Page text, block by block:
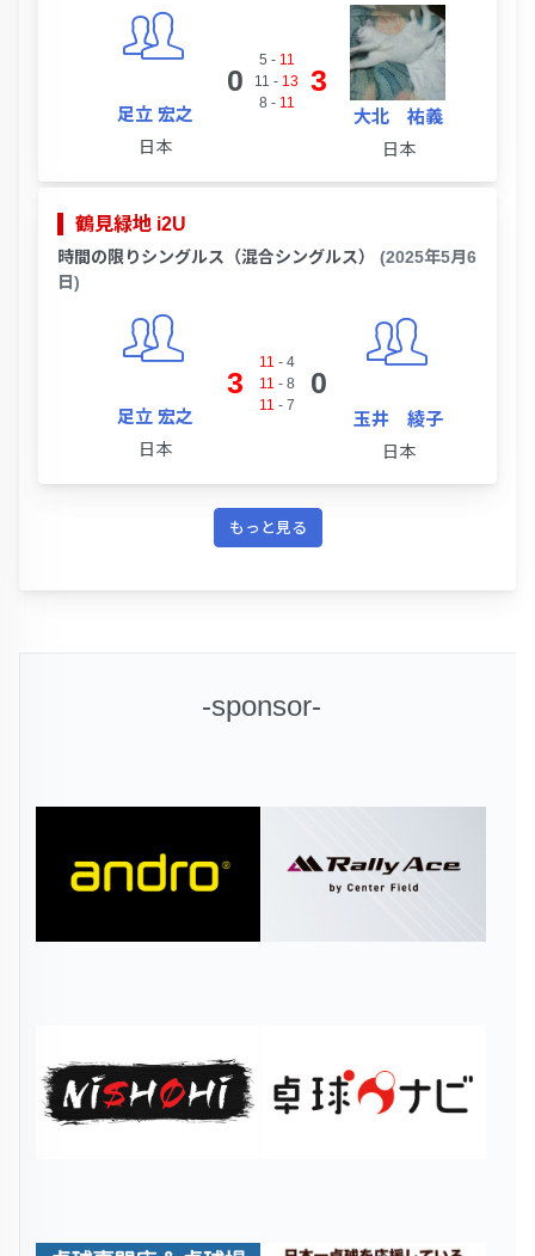
足立 宏之
日本
0
5 - 11
11 - 13
8 - 11
3
大北 祐義
日本
鶴見緑地 i2U
時間の限りシングルス（混合シングルス）
(2025年5月6
日)
足立 宏之
日本
3
11 - 4
11 - 8
11 - 7
0
玉井 綾子
日本
もっと見る
-sponsor-